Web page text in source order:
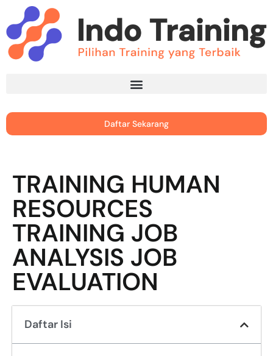
Daftar Sekarang
TRAINING HUMAN
RESOURCES
TRAINING JOB
ANALYSIS JOB
EVALUATION
Daftar Isi